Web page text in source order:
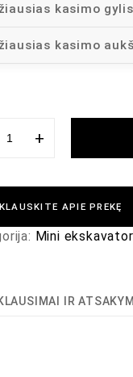
kasimo gylis
kasimo
+
APIE PREKĘ
Mini
IR